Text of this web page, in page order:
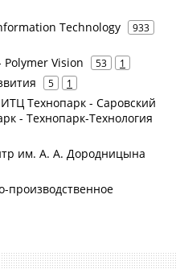
Technology
933
Polymer Vision 53 1
5 1
Технопарк - Саровский
- Технопарк-Технология
им. А. А. Дородницына
производственное